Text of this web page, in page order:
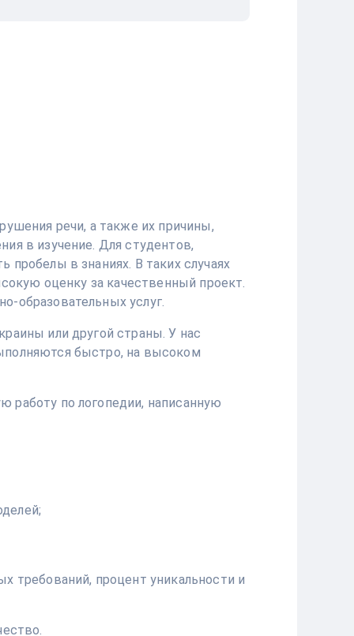
речи, а также их причины,
в изучение. Для студентов,
пробелы в знаниях. В таких случаях
оценку за качественный проект.
образовательных услуг.
или другой страны. У нас
быстро, на высоком
работу по логопедии, написанную
требований, процент уникальности и